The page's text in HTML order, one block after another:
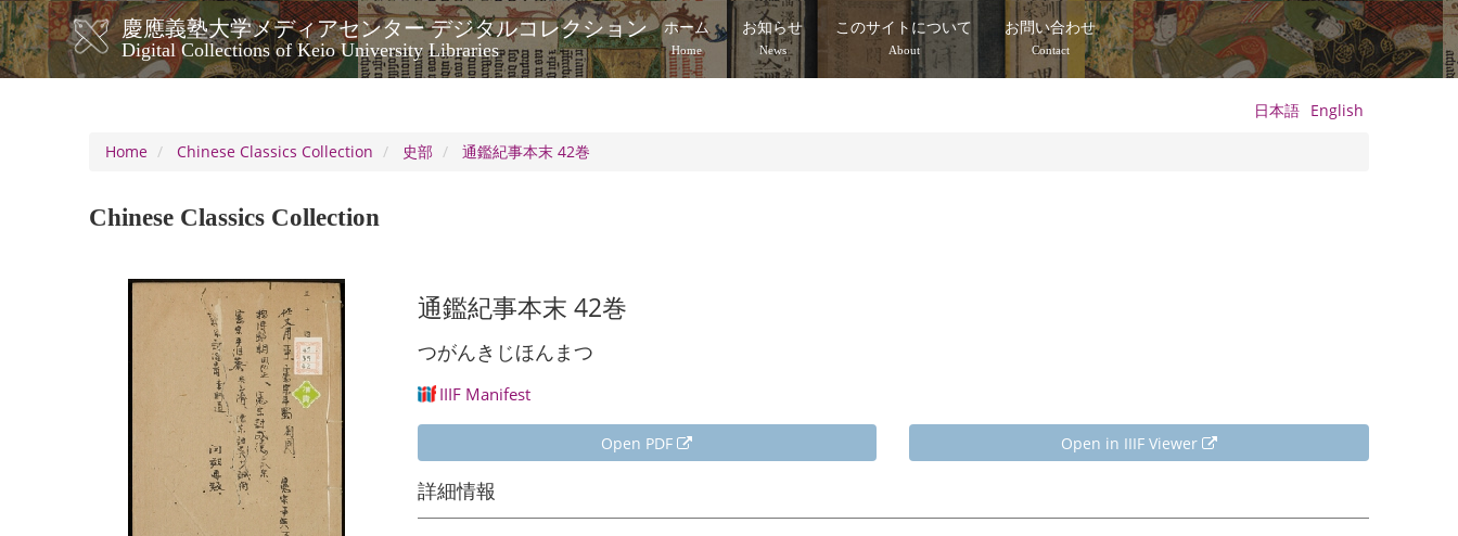
Skip
to
main
content
慶應義塾大学メディアセンター デジタルコレクション
Digital Collections of Keio University Libraries
メ
イ
ビ
シ
ホーム
Home
お知らせ
News
このサイトについて
About
お問い合わせ
Contact
日本語 English
Home
Chinese Classics Collection 史部 通鑑紀事本末 42巻
Chinese Classics Collection
通鑑紀事本末 42巻
つがんきじほんまつ
IIIF Manifest
Open PDF Open in IIIF Viewer
詳細情報